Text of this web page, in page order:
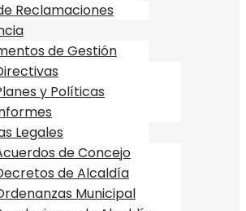
Reclamaciones
de Gestión
y Políticas
Legales
de Concejo
de Alcaldía
Municipal